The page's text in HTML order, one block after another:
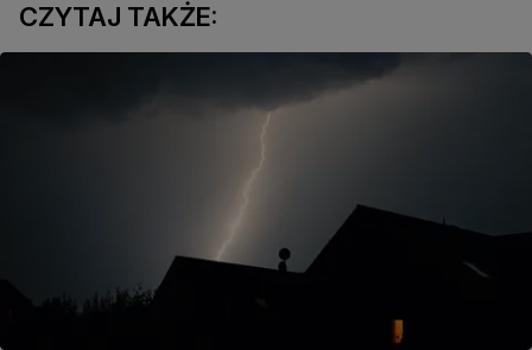
CZYTAJ TAKŻE: